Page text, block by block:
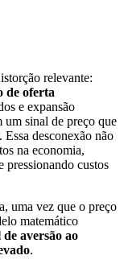
relevante:
de oferta
e expansão
um sinal de preço que
desconexão não
na economia,
pressionando custos
uma vez que o preço
matemático
aversão ao
.